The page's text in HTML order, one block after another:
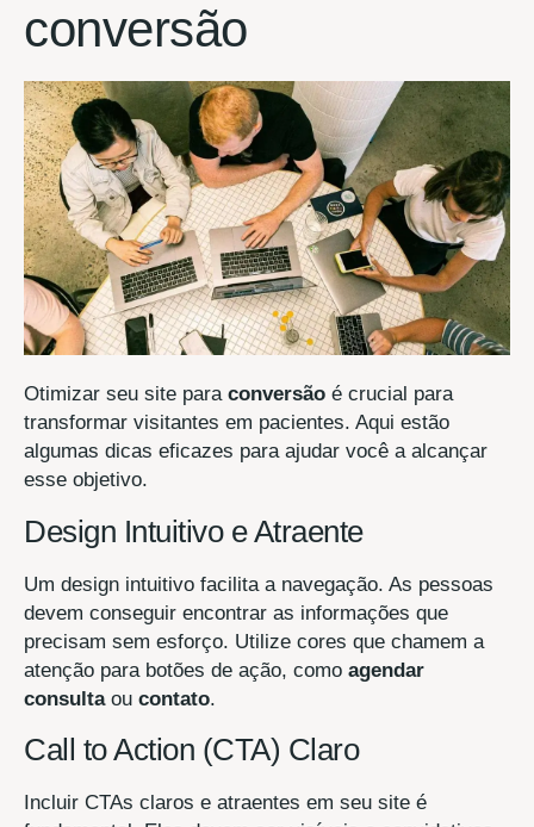
conversão
Otimizar seu site para conversão é crucial para
transformar visitantes em pacientes. Aqui estão
algumas dicas eficazes para ajudar você a alcançar
esse objetivo.
Design Intuitivo e Atraente
Um design intuitivo facilita a navegação. As pessoas
devem conseguir encontrar as informações que
precisam sem esforço. Utilize cores que chamem a
atenção para botões de ação, como agendar
consultaou contato.
Call to Action (CTA) Claro
Incluir CTAs claros e atraentes em seu site é